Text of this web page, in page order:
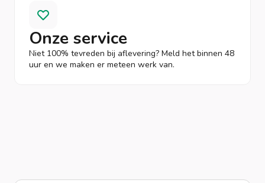
Onze service
Niet 100% tevreden bij aflevering? Meld het binnen 48
uur en we maken er meteen werk van.